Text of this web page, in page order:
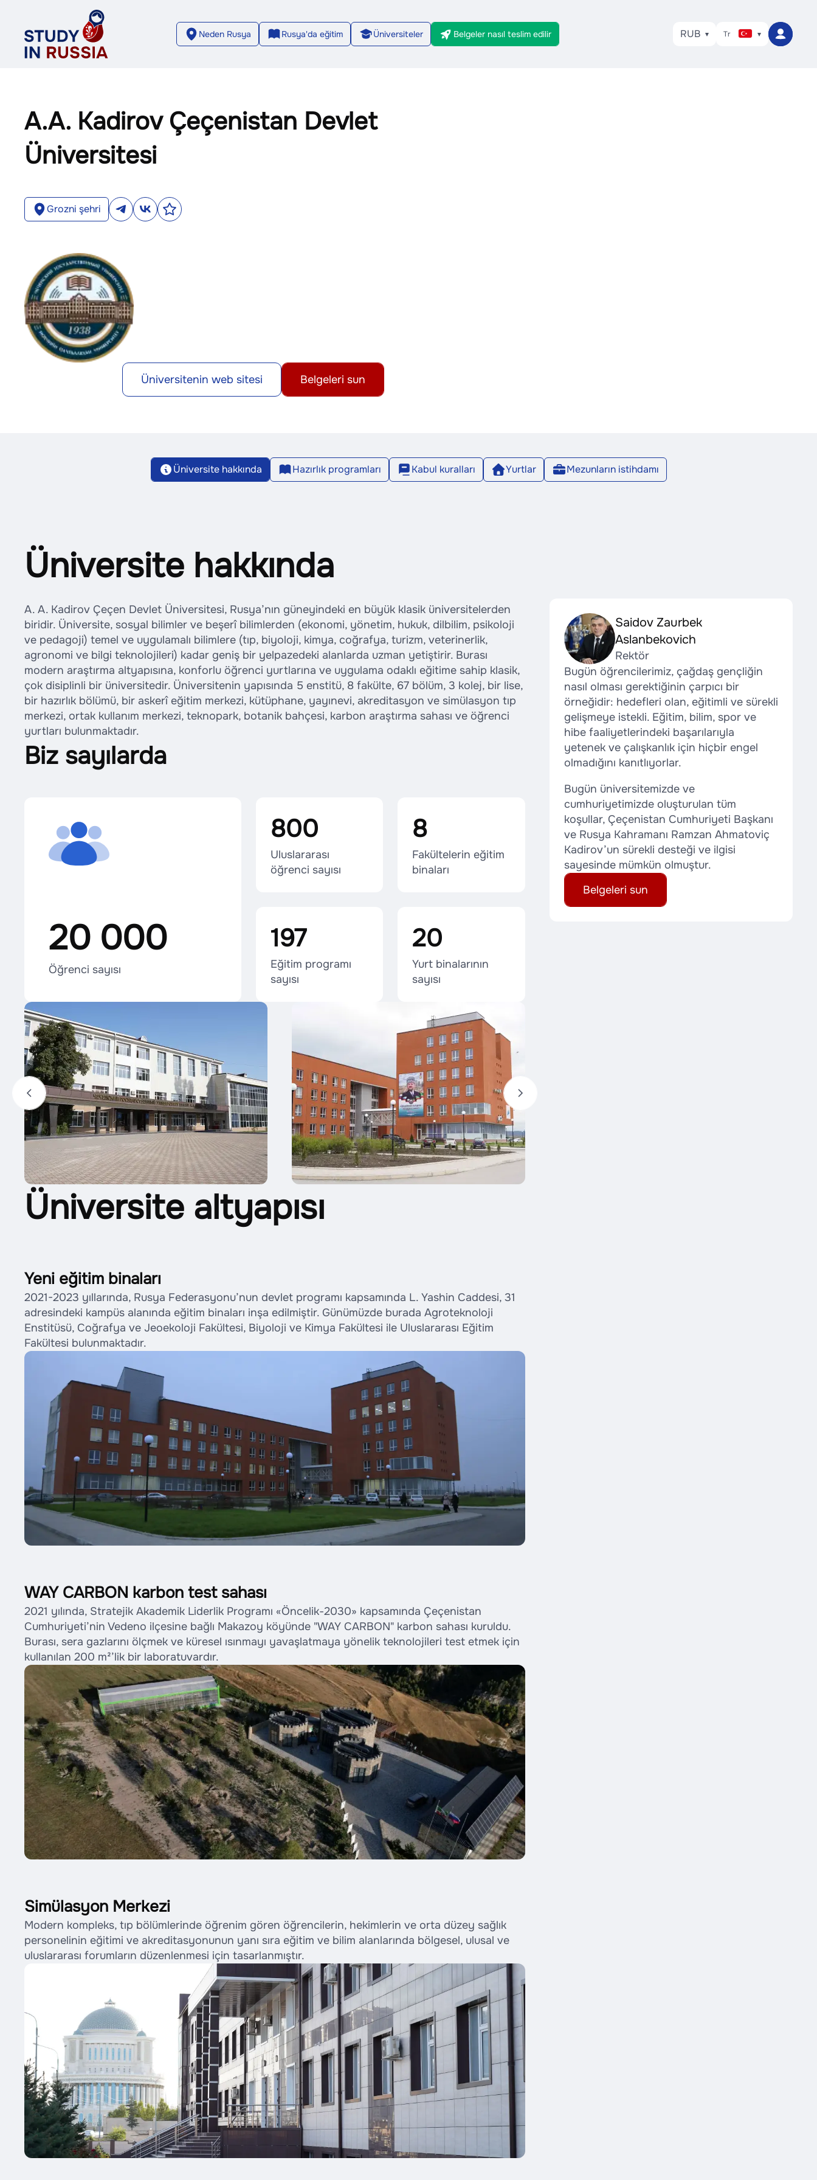
Neden Rusya Rusya'da eğitim Üniversiteler Belgeler nasıl teslim edilir RUB Tr
A.A. Kadirov Çeçenistan Devlet
Üniversitesi
Grozni şehri
Üniversitenin web sitesi Belgeleri sun
2/8
Üniversite hakkında Hazırlık programları Kabul kuralları Yurtlar Mezunların istihdamı
Saidov Zaurbek
Aslanbekovich
Rektör
Bugün öğrencilerimiz, çağdaş gençliğin
nasıl olması gerektiğinin çarpıcı bir
örneğidir: hedefleri olan, eğitimli ve sürekli
gelişmeye istekli. Eğitim, bilim, spor ve
hibe faaliyetlerindeki başarılarıyla
yetenek ve çalışkanlık için hiçbir engel
olmadığını kanıtlıyorlar.
Bugün üniversitemizde ve
cumhuriyetimizde oluşturulan tüm
koşullar, Çeçenistan Cumhuriyeti Başkanı
ve Rusya Kahramanı Ramzan Ahmatoviç
Kadirov’un sürekli desteği ve ilgisi
sayesinde mümkün olmuştur.
Belgeleri sun
Üniversite hakkında
A. A. Kadirov Çeçen Devlet Üniversitesi, Rusya’nın güneyindeki en büyük klasik üniversitelerden
biridir. Üniversite, sosyal bilimler ve beşerî bilimlerden (ekonomi, yönetim, hukuk, dilbilim, psikoloji
ve pedagoji) temel ve uygulamalı bilimlere (tıp, biyoloji, kimya, coğrafya, turizm, veterinerlik,
agronomi ve bilgi teknolojileri) kadar geniş bir yelpazedeki alanlarda uzman yetiştirir. Burası
modern araştırma altyapısına, konforlu öğrenci yurtlarına ve uygulama odaklı eğitime sahip klasik,
çok disiplinli bir üniversitedir. Üniversitenin yapısında 5 enstitü, 8 fakülte, 67 bölüm, 3 kolej, bir lise,
bir hazırlık bölümü, bir askerî eğitim merkezi, kütüphane, yayınevi, akreditasyon ve simülasyon tıp
merkezi, ortak kullanım merkezi, teknopark, botanik bahçesi, karbon araştırma sahası ve öğrenci
yurtları bulunmaktadır.
Biz sayılarda
20 000
Öğrenci sayısı
800
Uluslararası
öğrenci sayısı
8
Fakültelerin eğitim
binaları
197
Eğitim programı
sayısı
20
Yurt binalarının
sayısı
Üniversite altyapısı
Yeni eğitim binaları
2021-2023 yıllarında, Rusya Federasyonu’nun devlet programı kapsamında L. Yashin Caddesi, 31
adresindeki kampüs alanında eğitim binaları inşa edilmiştir. Günümüzde burada Agroteknoloji
Enstitüsü, Coğrafya ve Jeoekoloji Fakültesi, Biyoloji ve Kimya Fakültesi ile Uluslararası Eğitim
Fakültesi bulunmaktadır.
WAY CARBON karbon test sahası
2021 yılında, Stratejik Akademik Liderlik Programı «Öncelik-2030» kapsamında Çeçenistan
Cumhuriyeti’nin Vedeno ilçesine bağlı Makazoy köyünde "WAY CARBON" karbon sahası kuruldu.
Burası, sera gazlarını ölçmek ve küresel ısınmayı yavaşlatmaya yönelik teknolojileri test etmek için
kullanılan 200 m²’lik bir laboratuvardır.
Simülasyon Merkezi
Modern kompleks, tıp bölümlerinde öğrenim gören öğrencilerin, hekimlerin ve orta düzey sağlık
personelinin eğitimi ve akreditasyonunun yanı sıra eğitim ve bilim alanlarında bölgesel, ulusal ve
uluslararası forumların düzenlenmesi için tasarlanmıştır.